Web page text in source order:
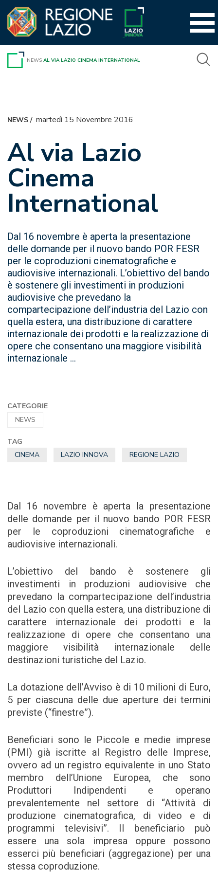
contenuto
NEWS AL VIA LAZIO CINEMA INTERNATIONAL
NEWS/ martedì 15 Novembre 2016
Al via Lazio
Cinema
International
Dal 16 novembre è aperta la presentazione
delle domande per il nuovo bando POR FESR
per le coproduzioni cinematografiche e
audiovisive internazionali. L’obiettivo del bando
è sostenere gli investimenti in produzioni
audiovisive che prevedano la
compartecipazione dell’industria del Lazio con
quella estera, una distribuzione di carattere
internazionale dei prodotti e la realizzazione di
opere che consentano una maggiore visibilità
internazionale ...
CATEGORIE
NEWS
TAG
CINEMA
LAZIO INNOVA REGIONE LAZIO
Dal 16 novembre è aperta la presentazione
delle domande per il nuovo bando POR FESR
per le coproduzioni cinematografiche e
audiovisive internazionali.
L’obiettivo del bando è sostenere gli
investimenti in produzioni audiovisive che
prevedano la compartecipazione dell’industria
del Lazio con quella estera, una distribuzione di
carattere internazionale dei prodotti e la
realizzazione di opere che consentano una
maggiore visibilità internazionale delle
destinazioni turistiche del Lazio.
La dotazione dell’Avviso è di 10 milioni di Euro,
5 per ciascuna delle due aperture dei termini
previste (“finestre”).
Beneficiari sono le Piccole e medie imprese
(PMI) già iscritte al Registro delle Imprese,
ovvero ad un registro equivalente in uno Stato
membro dell’Unione Europea, che sono
Produttori Indipendenti e operano
prevalentemente nel settore di “Attività di
produzione cinematografica, di video e di
programmi televisivi”. Il beneficiario può
essere una sola impresa oppure possono
esserci più beneficiari (aggregazione) per una
stessa coproduzione.